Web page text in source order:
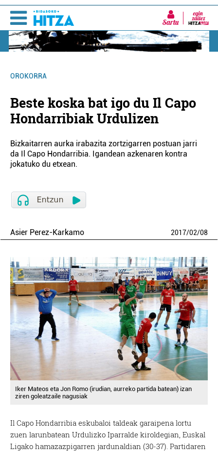
Sartu
OROKORRA
Beste koska bat igo du Il Capo
Hondarribiak Urdulizen
Bizkaitarren aurka irabazita zortzigarren postuan jarri
da Il Capo Hondarribia. Igandean azkenaren kontra
jokatuko du etxean.
Asier Perez-Karkamo 2017/02/08
Iker Mateos eta Jon Romo (irudian, aurreko partida batean) izan
ziren goleatzaile nagusiak
Il Capo Hondarribia eskubaloi taldeak garaipena lortu
zuen larunbatean Urdulizko Iparralde kiroldegian, Euskal
Ligako hamazazpigarren jardunaldian (30-37). Partidaren